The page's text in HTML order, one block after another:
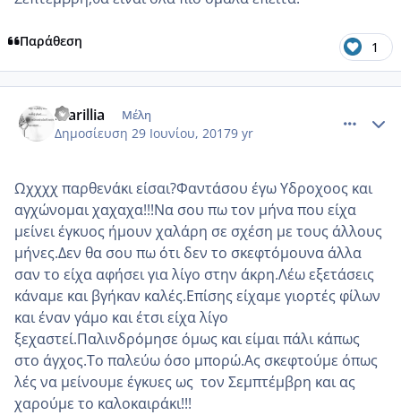
Παράθεση 1
marillia Μέλη
Δημοσίευση 29 Ιουνίου, 20179 yr
Ωχχχχ παρθενάκι είσαι?Φαντάσου έγω Υδροχοος και
αγχώνομαι χαχαχα!!!Να σου πω τον μήνα που είχα
μείνει έγκυος ήμουν χαλάρη σε σχέση με τους άλλους
μήνες.Δεν θα σου πω ότι δεν το σκεφτόμουνα άλλα
σαν το είχα αφήσει για λίγο στην άκρη.Λέω εξετάσεις
κάναμε και βγήκαν καλές.Επίσης είχαμε γιορτές φίλων
και έναν γάμο και έτσι είχα λίγο
ξεχαστεί.Παλινδρόμησε όμως και είμαι πάλι κάπως
στο άγχος.Το παλεύω όσο μπορώ.Ας σκεφτούμε όπως
λές να μείνουμε έγκυες ως τον Σεμπτέμβρη και ας
χαρούμε το καλοκαιράκι!!!